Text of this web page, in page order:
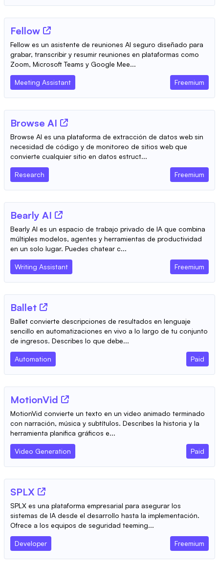
Fellow
Fellow es un asistente de reuniones AI seguro diseñado para
grabar, transcribir y resumir reuniones en plataformas como
Zoom, Microsoft Teams y Google Mee...
Meeting Assistant Freemium
Browse AI
Browse AI es una plataforma de extracción de datos web sin
necesidad de código y de monitoreo de sitios web que
convierte cualquier sitio en datos estruct...
Research Freemium
Bearly AI
Bearly AI es un espacio de trabajo privado de IA que combina
múltiples modelos, agentes y herramientas de productividad
en un solo lugar. Puedes chatear c...
Writing Assistant Freemium
Ballet
Ballet convierte descripciones de resultados en lenguaje
sencillo en automatizaciones en vivo a lo largo de tu conjunto
de ingresos. Describes lo que debe...
Automation Paid
MotionVid
MotionVid convierte un texto en un video animado terminado
con narración, música y subtítulos. Describes la historia y la
herramienta planifica gráficos e...
Video Generation Paid
SPLX
SPLX es una plataforma empresarial para asegurar los
sistemas de IA desde el desarrollo hasta la implementación.
Ofrece a los equipos de seguridad teeming...
Developer Freemium